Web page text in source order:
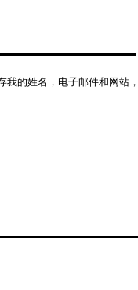
我的姓名，电子邮件和网站，